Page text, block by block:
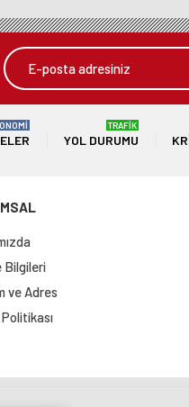
YOL DURUMU
TRAFİK
Bilgileri
ve Adres